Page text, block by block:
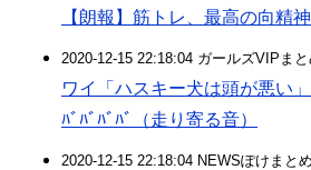
【朗報】筋トレ、最高の向精
2020-12-15 22:18:04 ガールズVIPまと
ワイ「ハスキー犬は頭が悪い
ﾊﾞﾊﾞﾊﾞﾊﾞ（走り寄る音）
2020-12-15 22:18:04 NEWSぽけまと